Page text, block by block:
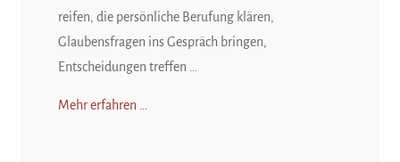
reifen, die persönliche Berufung klären,
Glaubensfragen ins Gespräch bringen,
Entscheidungen treffen …
Mehr erfahren …